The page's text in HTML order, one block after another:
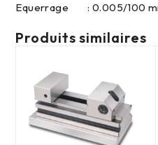
Equerrage : 0.005/100
Produits similaires